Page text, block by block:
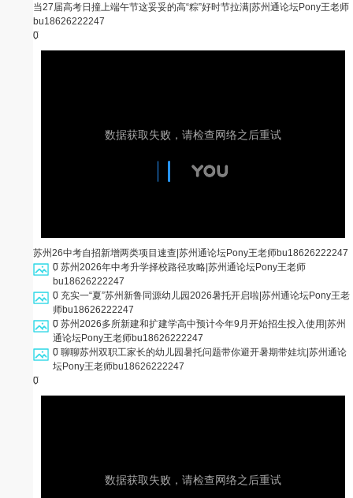
当27届高考日撞上端午节这妥妥的高“粽”好时节拉满|苏州通论坛Pony王老师
bu18626222247
0
苏州26中考自招新增两类项目速查|苏州通论坛Pony王老师bu18626222247
0 苏州2026年中考升学择校路径攻略|苏州通论坛Pony王老师
bu18626222247
0 充实一“夏”苏州新鲁同源幼儿园2026暑托开启啦|苏州通论坛Pony王老
师bu18626222247
0 苏州2026多所新建和扩建学高中预计今年9月开始招生投入使用|苏州
通论坛Pony王老师bu18626222247
0 聊聊苏州双职工家长的幼儿园暑托问题带你避开暑期带娃坑|苏州通论
坛Pony王老师bu18626222247
0